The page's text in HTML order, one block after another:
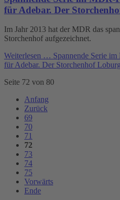
für Adebar. Der
Im Jahr 2013 hat der MDR das
Storchenhof aufgezeichnet.
Weiterlesen … Spannende Serie
für Adebar. Der Storchenhof
Seite 72 von 80
Anfang
Zurück
69
70
71
72
73
74
75
Vorwärts
Ende